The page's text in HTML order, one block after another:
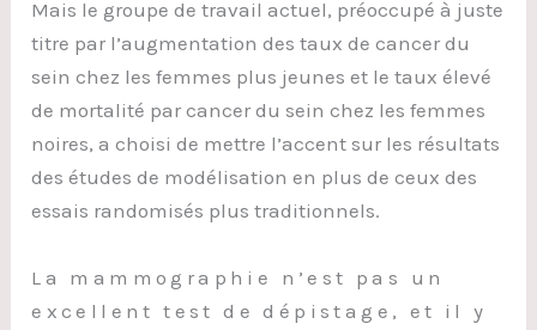
Mais le groupe de travail actuel, préoccupé à juste
titre par l’augmentation des taux de cancer du
sein chez les femmes plus jeunes et le taux élevé
de mortalité par cancer du sein chez les femmes
noires, a choisi de mettre l’accent sur les résultats
des études de modélisation en plus de ceux des
essais randomisés plus traditionnels.
La mammographie n’est pas un
excellent test de dépistage, et il y